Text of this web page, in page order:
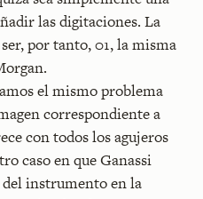
las digitaciones. La
por tanto, 01, la misma
el mismo problema
correspondiente a
con todos los agujeros
caso en que Ganassi
instrumento en la